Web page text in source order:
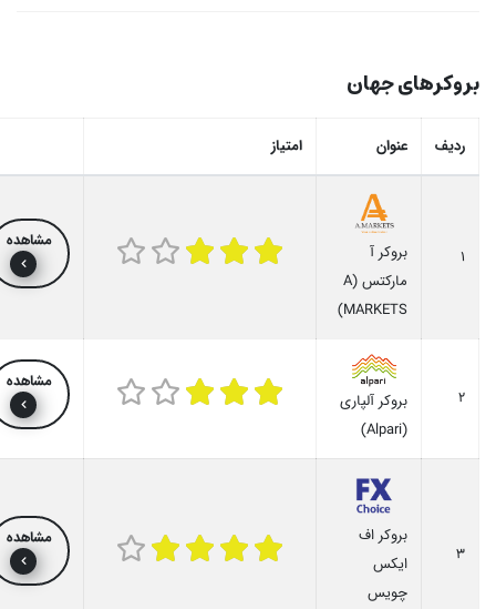
بروکرهای جهان
ردیف عنوان امتیاز
1
بروکر آ
مارکتس (A
MARKETS)
مشاهده
2
بروکر آلپاری
(Alpari)
مشاهده
3
بروکر اف
ایکس
چویس
مشاهده